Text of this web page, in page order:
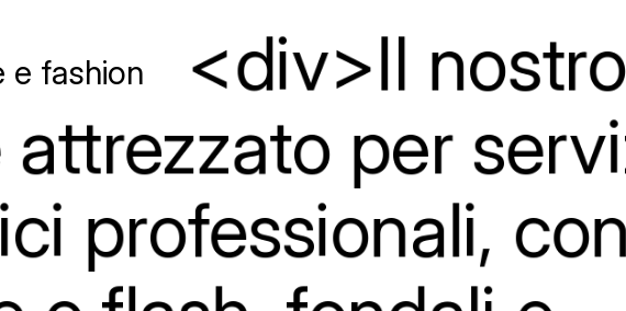
e fashion <div>Il nostro
attrezzato per
professionali, con